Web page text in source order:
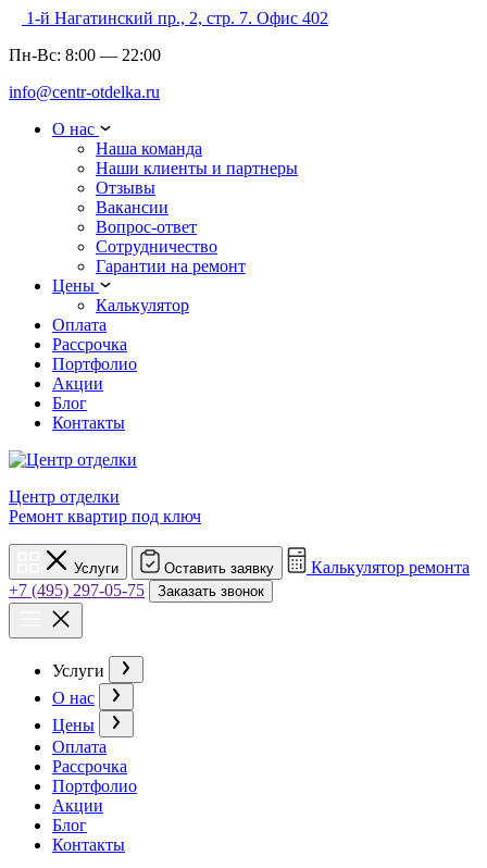
1-й Нагатинский пр., 2, стр. 7. Офис 402
Пн-Вс: 8:00 — 22:00
info@centr-otdelka.ru
О нас
Наша команда
Наши клиенты и партнеры
Отзывы
Вакансии
Вопрос-ответ
Сотрудничество
Гарантии на ремонт
Цены
Калькулятор
Оплата
Рассрочка
Портфолио
Акции
Блог
Контакты
Центр отделки
Ремонт квартир под ключ
Услуги Оставить заявку
Калькулятор ремонта
+7 (495) 297-05-75
Заказать звонок
Услуги
О нас
Цены
Оплата
Рассрочка
Портфолио
Акции
Блог
Контакты